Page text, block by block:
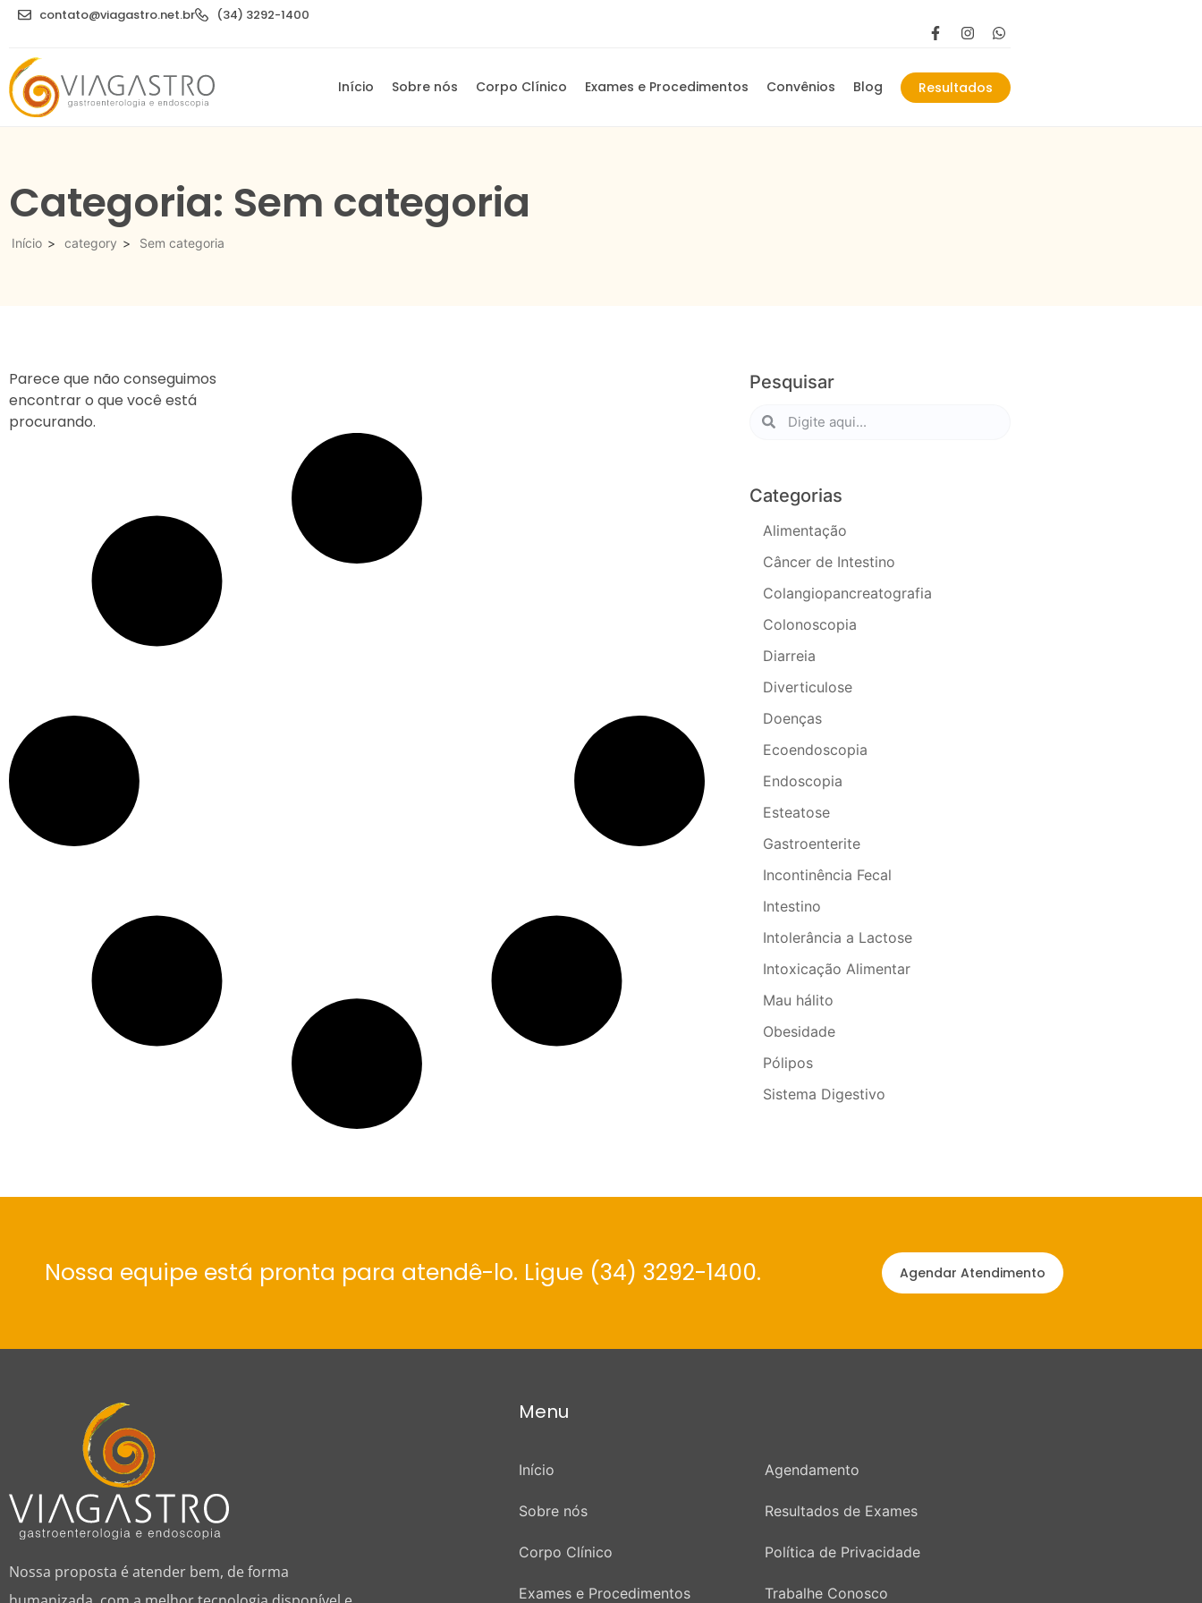
contato@viagastro.net.br (34) 3292-1400
Início Sobre nós Corpo Clínico Exames e Procedimentos Convênios Blog Resultados
Categoria: Sem categoria
Início > category > Sem categoria
Parece que não conseguimos
encontrar o que você está
procurando.
Pesquisar
Categorias
Alimentação
Câncer de Intestino
Colangiopancreatografia
Colonoscopia
Diarreia
Diverticulose
Doenças
Ecoendoscopia
Endoscopia
Esteatose
Gastroenterite
Incontinência Fecal
Intestino
Intolerância a Lactose
Intoxicação Alimentar
Mau hálito
Obesidade
Pólipos
Sistema Digestivo
Nossa equipe está pronta para atendê-lo. Ligue (34) 3292-1400. Agendar Atendimento
Nossa proposta é atender bem, de forma
Menu
Início
Sobre nós
Corpo Clínico
Exames e Procedimentos
Agendamento
Resultados de Exames
Política de Privacidade
Trabalhe Conosco